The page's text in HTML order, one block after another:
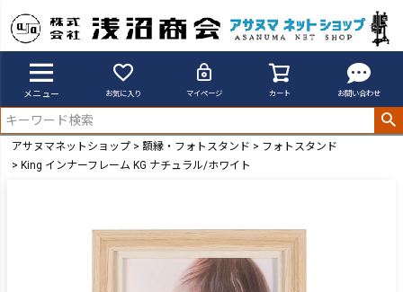
メニュー お気に入り マイページ カート お問い合わせ
アサヌマネットショップ 額縁・フォトスタンド
フォトスタンド
King インナーフレーム KG ナチュラル/ホワイト